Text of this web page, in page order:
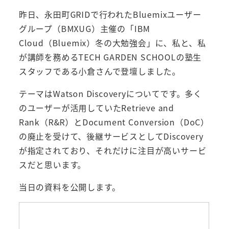
昨日、永田町GRIDで行われたBluemixユーザー
グループ（BMXUG）主催の「IBM
Cloud（Bluemix）冬の大勉強会」に、私と、私
が講師を務めるTECH GARDEN SCHOOLの塾生
スタッフである小倉さんで登壇しました。
テーマはWatson Discoveryについてです。多く
のユーザーが活用していたRetrieve and
Rank（R&R）とDocument Conversion（DoC）
の廃止を受けて、後継サービスとしてDiscovery
が指定されており、それだけに注目が高いサービ
スだと思います。
当日の資料を公開します。